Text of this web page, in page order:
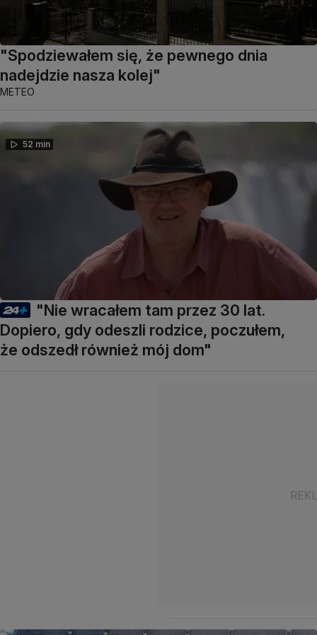
"Spodziewałem się, że pewnego dnia
nadejdzie nasza kolej"
METEO
52 min
"Nie wracałem tam przez 30 lat.
Dopiero, gdy odeszli rodzice, poczułem,
że odszedł również mój dom"